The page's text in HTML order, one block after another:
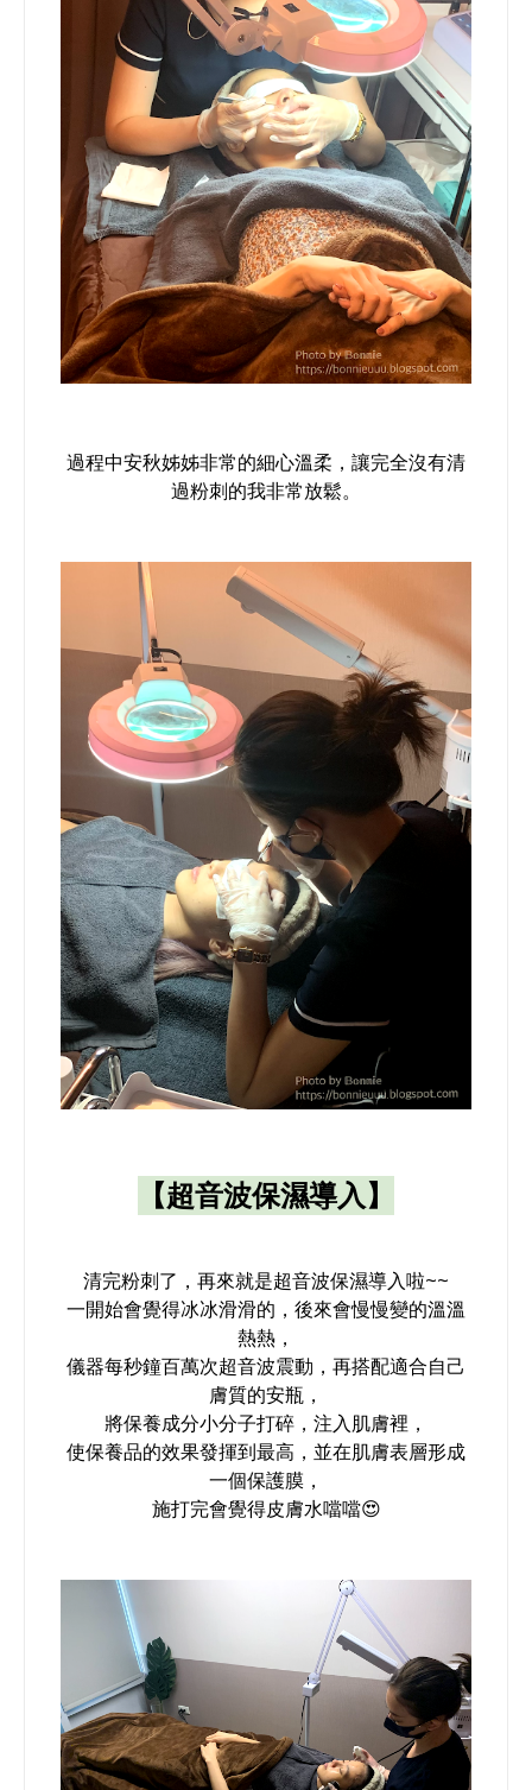
過程中安秋姊姊非常的細心溫柔，讓完全沒有清
過粉刺的我非常放鬆。
【超音波保濕導入】
清完粉刺了，再來就是超音波保濕導入啦~~
一開始會覺得冰冰滑滑的，後來會慢慢變的溫溫
熱熱，
儀器每秒鐘百萬次超音波震動，再搭配適合自己
膚質的安瓶，
將保養成分小分子打碎，注入肌膚裡，
使保養品的效果發揮到最高，並在肌膚表層形成
一個保護膜，
施打完會覺得皮膚水噹噹😍